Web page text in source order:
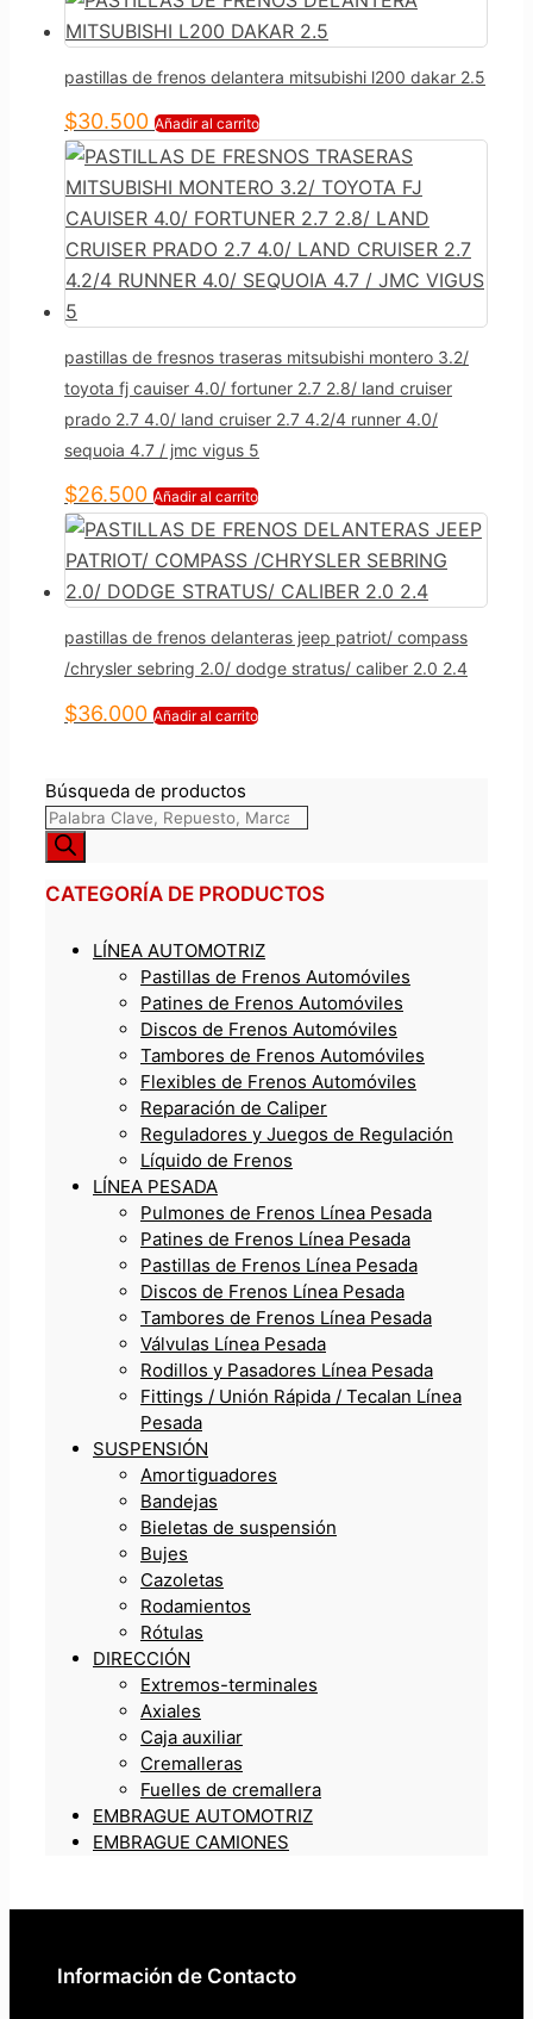
pastillas de frenos delantera mitsubishi l200 dakar 2.5
$30.500 Añadir al carrito
pastillas de fresnos traseras mitsubishi montero 3.2/
toyota fj cauiser 4.0/ fortuner 2.7 2.8/ land cruiser
prado 2.7 4.0/ land cruiser 2.7 4.2/4 runner 4.0/
sequoia 4.7 / jmc vigus 5
$26.500 Añadir al carrito
pastillas de frenos delanteras jeep patriot/ compass
/chrysler sebring 2.0/ dodge stratus/ caliber 2.0 2.4
$36.000 Añadir al carrito
Búsqueda de productos
CATEGORÍA DE PRODUCTOS
LÍNEA AUTOMOTRIZ
Pastillas de Frenos Automóviles
Patines de Frenos Automóviles
Discos de Frenos Automóviles
Tambores de Frenos Automóviles
Flexibles de Frenos Automóviles
Reparación de Caliper
Reguladores y Juegos de Regulación
Líquido de Frenos
LÍNEA PESADA
Pulmones de Frenos Línea Pesada
Patines de Frenos Línea Pesada
Pastillas de Frenos Línea Pesada
Discos de Frenos Línea Pesada
Tambores de Frenos Línea Pesada
Válvulas Línea Pesada
Rodillos y Pasadores Línea Pesada
Fittings / Unión Rápida / Tecalan Línea
Pesada
SUSPENSIÓN
Amortiguadores
Bandejas
Bieletas de suspensión
Bujes
Cazoletas
Rodamientos
Rótulas
DIRECCIÓN
Extremos-terminales
Axiales
Caja auxiliar
Cremalleras
Fuelles de cremallera
EMBRAGUE AUTOMOTRIZ
EMBRAGUE CAMIONES
Información de Contacto